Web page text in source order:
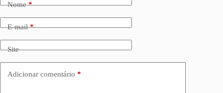
Nome*
E-mail*
Site
Adicionar comentário *